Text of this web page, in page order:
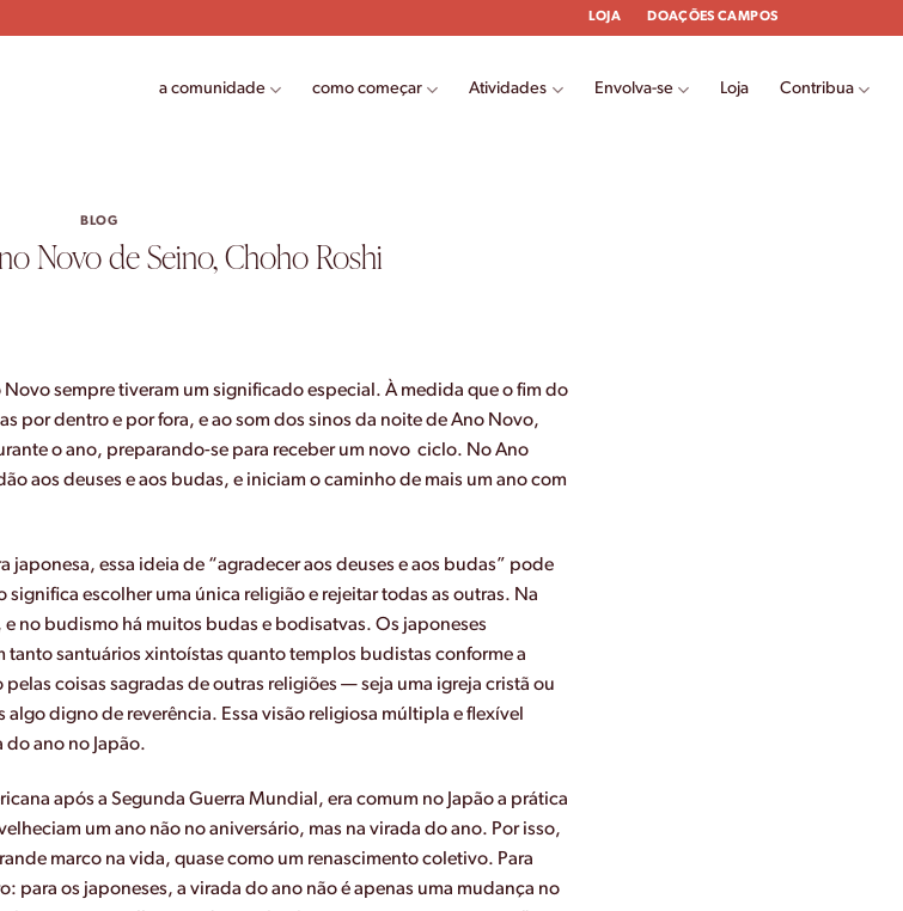
LOJA DOAÇÕES CAMPOS
a comunidade como começar Atividades Envolva-se Loja Contribua
BLOG
Novo de Seino, Choho Roshi
sempre tiveram um significado especial. À medida que o fim do
por dentro e por fora, e ao som dos sinos da noite de Ano Novo,
o ano, preparando-se para receber um novo ciclo. No Ano
aos deuses e aos budas, e iniciam o caminho de mais um ano com
japonesa, essa ideia de “agradecer aos deuses e aos budas” pode
significa escolher uma única religião e rejeitar todas as outras. Na
no budismo há muitos budas e bodisatvas. Os japoneses
tanto santuários xintoístas quanto templos budistas conforme a
coisas sagradas de outras religiões — seja uma igreja cristã ou
digno de reverência. Essa visão religiosa múltipla e flexível
ano no Japão.
após a Segunda Guerra Mundial, era comum no Japão a prática
um ano não no aniversário, mas na virada do ano. Por isso,
marco na vida, quase como um renascimento coletivo. Para
para os japoneses, a virada do ano não é apenas uma mudança no